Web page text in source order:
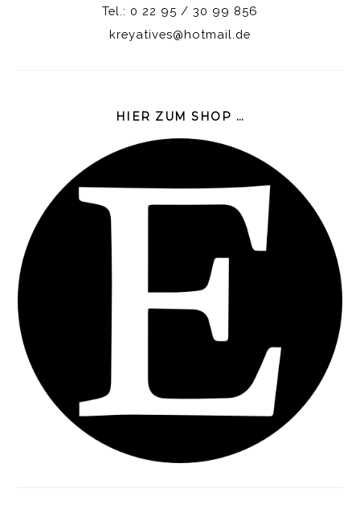
Tel.: 0 22 95 / 30 99 856
kreyatives@hotmail.de
HIER ZUM SHOP …